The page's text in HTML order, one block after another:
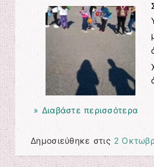
» Διαβάστε περισσότερα
Δημοσιεύθηκε στις 2